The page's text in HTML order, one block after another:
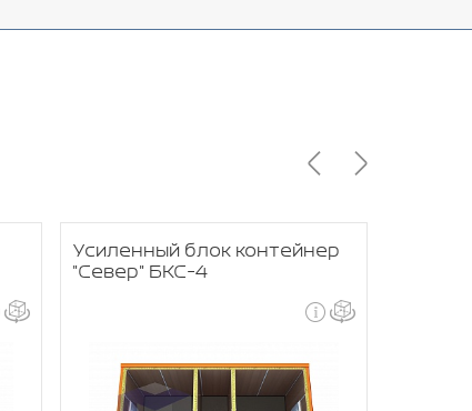
Усиленный блок контейнер
"Север" БКС-4